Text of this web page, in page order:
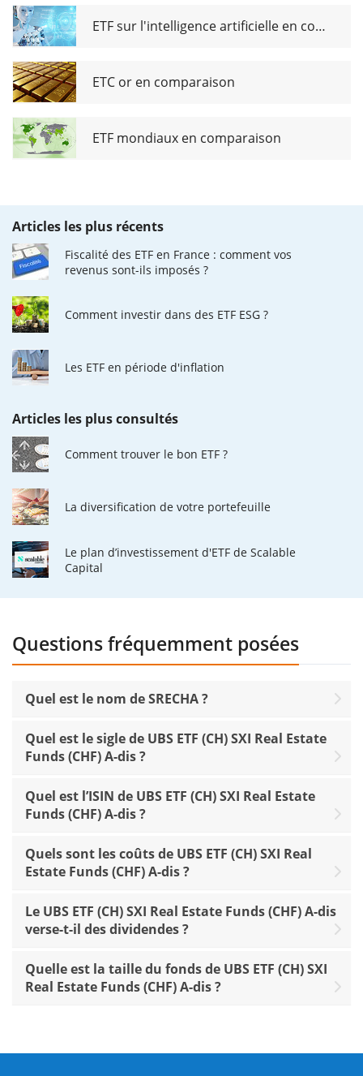
ETF sur l'intelligence artificielle en comparaison
ETC or en comparaison
ETF mondiaux en comparaison
Articles les plus récents
Fiscalité des ETF en France : comment vos
revenus sont-ils imposés ?
Comment investir dans des ETF ESG ?
Les ETF en période d'inflation
Articles les plus consultés
Comment trouver le bon ETF ?
La diversification de votre portefeuille
Le plan d’investissement d'ETF de Scalable
Capital
Questions fréquemment posées
Quel est le nom de SRECHA ?
Quel est le sigle de UBS ETF (CH) SXI Real Estate
Funds (CHF) A-dis ?
Quel est l’ISIN de UBS ETF (CH) SXI Real Estate
Funds (CHF) A-dis ?
Quels sont les coûts de UBS ETF (CH) SXI Real
Estate Funds (CHF) A-dis ?
Le UBS ETF (CH) SXI Real Estate Funds (CHF) A-dis
verse-t-il des dividendes ?
Quelle est la taille du fonds de UBS ETF (CH) SXI
Real Estate Funds (CHF) A-dis ?